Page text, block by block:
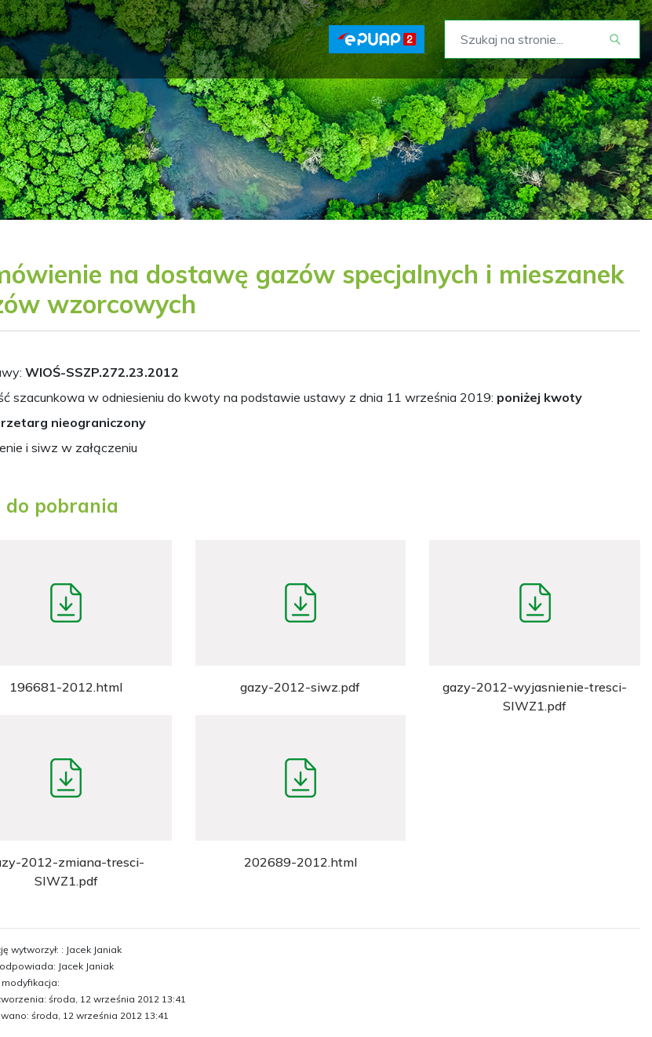
na dostawę gazów specjalnych i mieszanek
wzorcowych
WIOŚ-SSZP.272.23.2012
szacunkowa w odniesieniu do kwoty na podstawie ustawy z dnia 11 września 2019: poniżej kwoty
nieograniczony
i siwz w załączeniu
do pobrania
196681-2012.html gazy-2012-siwz.pdf
gazy-2012-wyjasnienie-tresci-
SIWZ1.pdf
2012-zmiana-tresci-
SIWZ1.pdf
202689-2012.html
wytworzył: : Jacek Janiak
Jacek Janiak
środa, 12 września 2012 13:41
środa, 12 września 2012 13:41